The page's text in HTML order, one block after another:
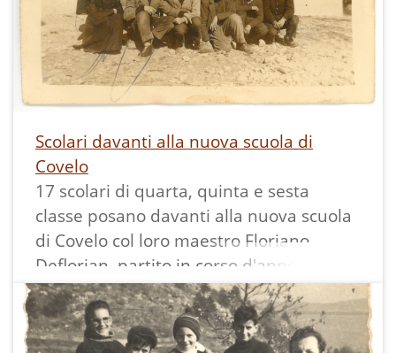
bordo bianco.
Scolari davanti alla nuova scuola di
Covelo
17 scolari di quarta, quinta e sesta
classe posano davanti alla nuova scuola
di Covelo col loro maestro Floriano
Deflorian, partito in corso d'anno per il
servizio militare. I più piccoli formavano
un'altra classe con una maestra.
La stampa misura 5,5x8 cm ed è